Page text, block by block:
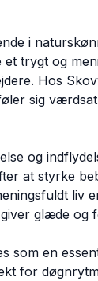
i
trygt og
Hos
sig
og
at styrke
liv
glæde og
som en
for